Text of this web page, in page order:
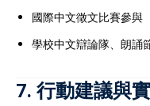
國際中文徵文比賽參與
學校中文辯論隊、朗誦
7. 行動建議與